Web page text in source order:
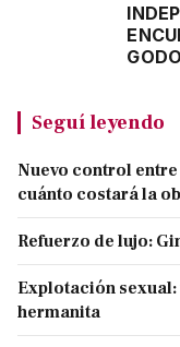
Seguí leyendo
Nuevo control entre
cuánto costará la
Refuerzo de lujo:
Explotación sexual:
hermanita